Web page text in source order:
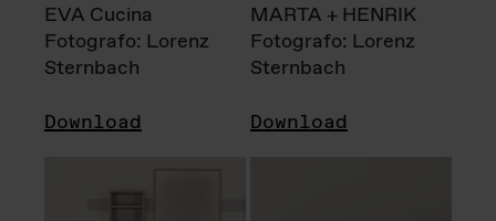
EVA Cucina
Fotografo: Lorenz
Sternbach
Download
MARTA + HENRIK
Fotografo: Lorenz
Sternbach
Download